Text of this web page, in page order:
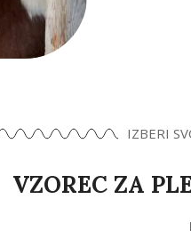
IZBERI
VZOREC ZA